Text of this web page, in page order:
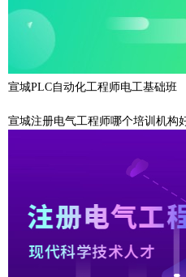
宣城PLC自动化工程师电工基础班
宣城注册电气工程师哪个培训机构